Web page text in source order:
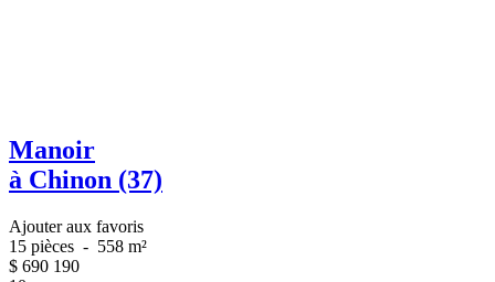
Manoir
à Chinon (37)
Ajouter aux favoris
15 pièces - 558 m²
$ 690 190